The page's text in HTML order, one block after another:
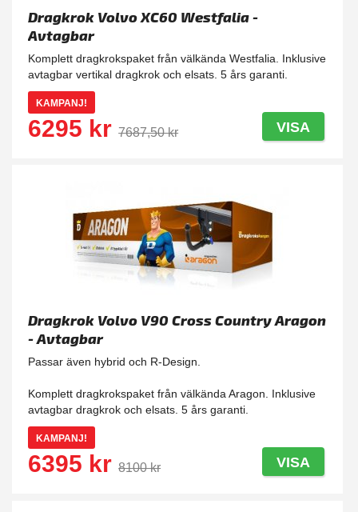
Dragkrok Volvo XC60 Westfalia -
Avtagbar
Komplett dragkrokspaket från välkända Westfalia. Inklusive
avtagbar vertikal dragkrok och elsats. 5 års garanti.
KAMPANJ!
6295 kr 7687,50 kr VISA
Dragkrok Volvo V90 Cross Country Aragon
- Avtagbar
Passar även hybrid och R-Design.
Komplett dragkrokspaket från välkända Aragon. Inklusive
avtagbar dragkrok och elsats. 5 års garanti.
KAMPANJ!
6395 kr 8100 kr VISA